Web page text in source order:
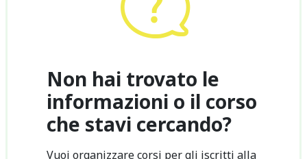
Non hai trovato le
informazioni o il corso
che stavi cercando?
Vuoi organizzare corsi per gli iscritti alla